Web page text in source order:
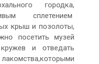
городка,
сплетением
крыш и позолоты,
посетить музей
и отведать